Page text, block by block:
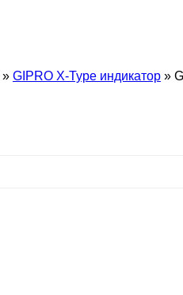
» GIPRO X-Type индикатор »